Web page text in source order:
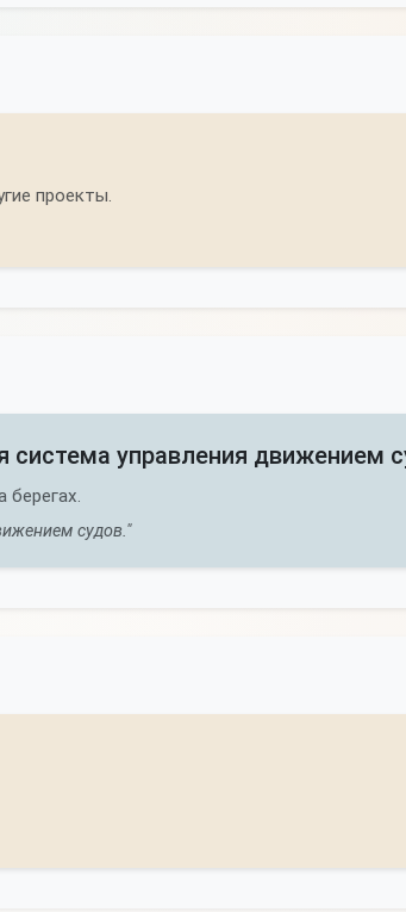
проекты.
система управления движением
берегах.
судов."